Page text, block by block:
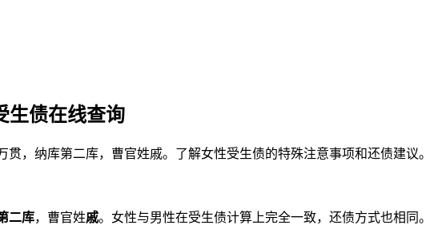
生债在线查询
，纳库第二库，曹官姓戚。了解女性受生债的特殊注意事项和还债建议。
二库，曹官姓戚。女性与男性在受生债计算上完全一致，还债方式也相同。